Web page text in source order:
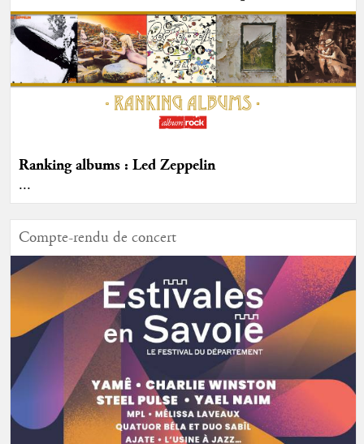
Ranking albums : Led Zeppelin
...
Compte-rendu de concert